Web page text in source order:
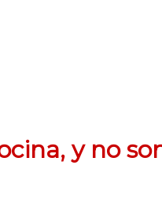
y no